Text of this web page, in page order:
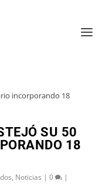
SU 50
18
, Noticias |0 |